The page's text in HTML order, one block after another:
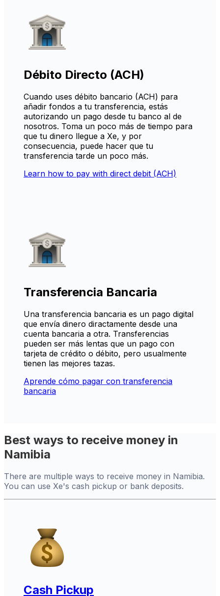
Débito Directo (ACH)
Cuando uses débito bancario (ACH) para
añadir fondos a tu transferencia, estás
autorizando un pago desde tu banco al de
nosotros. Toma un poco más de tiempo para
que tu dinero llegue a Xe, y por
consecuencia, puede hacer que tu
transferencia tarde un poco más.
Learn how to pay with direct debit (ACH)
Transferencia Bancaria
Una transferencia bancaria es un pago digital
que envía dinero diractamente desde una
cuenta bancaria a otra. Transferencias
pueden ser más lentas que un pago con
tarjeta de crédito o débito, pero usualmente
tienen las mejores tazas.
Aprende cómo pagar con transferencia
bancaria
Best ways to receive money in
Namibia
There are multiple ways to receive money in Namibia.
You can use Xe's cash pickup or bank deposits.
Cash Pickup